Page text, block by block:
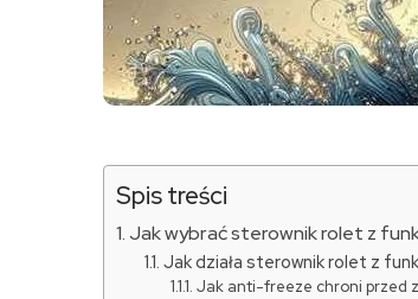
Spis treści
Jak wybrać sterownik rolet z
Jak działa sterownik rolet z
Jak anti-freeze chroni przed